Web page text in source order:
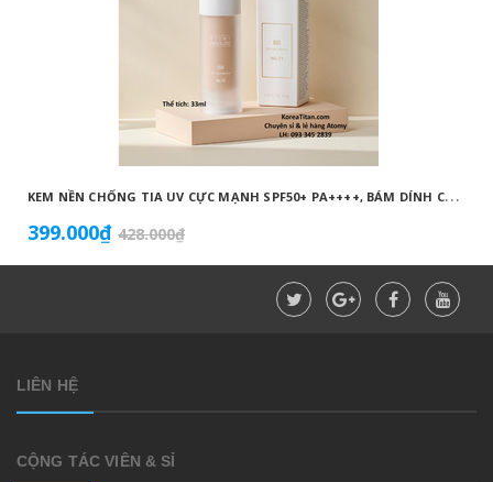
K
EM NỀN CHỐNG TIA UV CỰC MẠNH SPF50+ PA++++, BÁM DÍNH CAO, KHÔNG VÓN CỤC, DƯỠNG ẨM VÀ DƯỠNG TRẮNG DA HOÀN HẢO NO.23 (MÀU BEIGE) - ATOMY BB ABSOLUTE 23 - 애터미 앱솔루트 BB - АТОМИ АБСОЛЮТ BB №23
399.000₫ 428.000₫
LIÊN HỆ
CỘNG TÁC VIÊN & SỈ